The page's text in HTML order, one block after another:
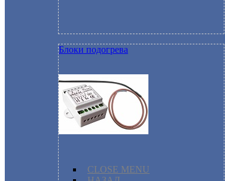
Блоки подогрева
CLOSE MENU